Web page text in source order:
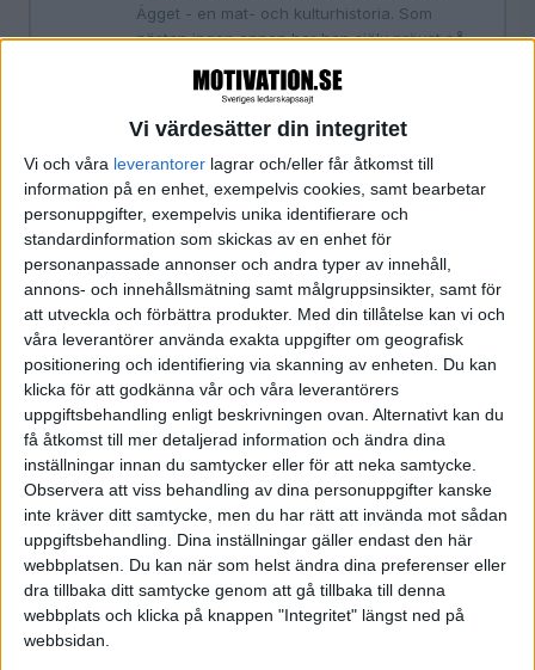
Vi värdesätter din integritet
Vi och våra leverantorer lagrar och/eller får åtkomst till
information på en enhet, exempelvis cookies, samt bearbetar
personuppgifter, exempelvis unika identifierare och
standardinformation som skickas av en enhet för
personanpassade annonser och andra typer av innehåll,
annons- och innehållsmätning samt målgruppsinsikter, samt för
att utveckla och förbättra produkter. Med din tillåtelse kan vi och
våra leverantörer använda exakta uppgifter om geografisk
positionering och identifiering via skanning av enheten. Du kan
klicka för att godkänna vår och våra leverantörers
uppgiftsbehandling enligt beskrivningen ovan. Alternativt kan du
få åtkomst till mer detaljerad information och ändra dina
inställningar innan du samtycker eller för att neka samtycke.
Observera att viss behandling av dina personuppgifter kanske
inte kräver ditt samtycke, men du har rätt att invända mot sådan
uppgiftsbehandling. Dina inställningar gäller endast den här
webbplatsen. Du kan när som helst ändra dina preferenser eller
dra tillbaka ditt samtycke genom att gå tillbaka till denna
webbplats och klicka på knappen "Integritet" längst ned på
webbsidan.
Ägget - en mat- och kulturhistoria. Som
nästan ingen annan har han själv prövat på
mångfald. Han har belönats med Stora
Journalens sista nummer och för tidningen
Resumé.
Nedan ser du samtliga citat kompilerade
av Mats Ekdahl
Prenumerera på vårt nyhetsbrev
Bli en av de 13 000 som läser vårt nyhetsbrev varje
vecka. Inspiration och kunskap, varje torsdag.
JA, TACK!
ANDRA HAR OCKSÅ LÄST